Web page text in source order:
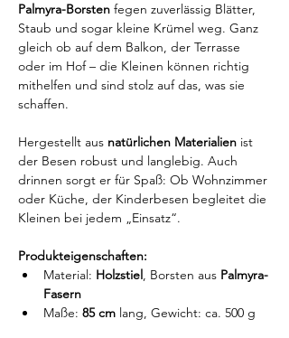
Palmyra-Borsten fegen zuverlässig Blätter,
Staub und sogar kleine Krümel weg. Ganz
gleich ob auf dem Balkon, der Terrasse
oder im Hof – die Kleinen können richtig
mithelfen und sind stolz auf das, was sie
schaffen.
Hergestellt aus natürlichen Materialien ist
der Besen robust und langlebig. Auch
drinnen sorgt er für Spaß: Ob Wohnzimmer
oder Küche, der Kinderbesen begleitet die
Kleinen bei jedem „Einsatz“.
Produkteigenschaften:
Material: Holzstiel, Borsten aus Palmyra-
Fasern
Maße: 85 cm lang, Gewicht: ca. 500 g